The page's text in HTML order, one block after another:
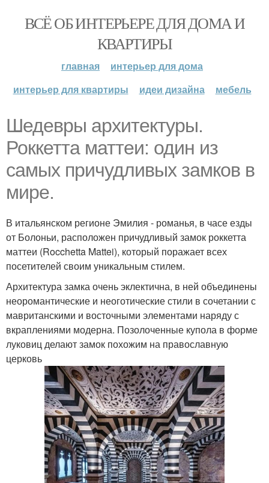
ВСЁ ОБ ИНТЕРЬЕРЕ ДЛЯ ДОМА И
КВАРТИРЫ
главная
интерьер для дома
интерьер для квартиры
идеи дизайна мебель
Шедевры архитектуры.
Роккетта маттеи: один из
самых причудливых замков в
мире.
В итальянском регионе Эмилия - романья, в часе езды
от Болоньи, расположен причудливый замок роккетта
маттеи (Rocchetta Mattei), который поражает всех
посетителей своим уникальным стилем.
Архитектура замка очень эклектична, в ней объединены
неоромантические и неоготические стили в сочетании с
мавританскими и восточными элементами наряду с
вкраплениями модерна. Позолоченные купола в форме
луковиц делают замок похожим на православную
церковь